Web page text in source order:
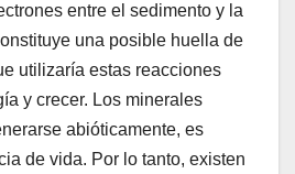
entre el sedimento y la
una posible huella de
utilizaría estas reacciones
y crecer. Los minerales
abióticamente, es
de vida. Por lo tanto, existen